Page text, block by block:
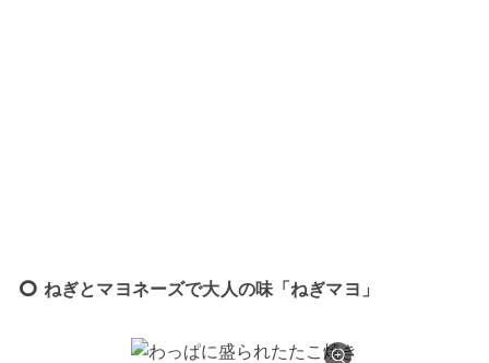
ねぎとマヨネーズで大人の味「ねぎマヨ」